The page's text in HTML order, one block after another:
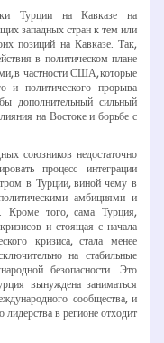
Турции на Кавказе на
западных стран к тем или
позиций на Кавказе. Так,
в политическом плане
в частности США, которые
и политического прорыва
дополнительный сильный
на Востоке и борьбе с
союзников недостаточно
процесс интеграции
в Турции, виной чему в
амбициями и
Кроме того, сама Турция,
и стоящая с начала
кризиса, стала менее
на стабильные
безопасности. Это
вынуждена заниматься
сообщества, и
лидерства в регионе отходит